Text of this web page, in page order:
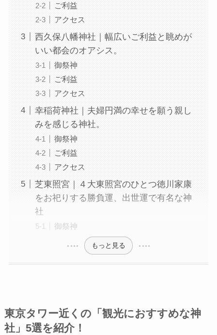
ご利益
アクセス
西久保八幡神社｜幅広いご利益と眺めが
いい都会のオアシス。
御祭神
ご利益
アクセス
幸稲荷神社｜夫婦円満の幸せを願う親し
みを感じる神社。
御祭神
ご利益
アクセス
芝東照宮｜４大東照宮のひとつ徳川家康
をお祀りする勝負運、出世運で有名な神
社
御祭神
もっと見る
東京タワー近くの「観光におすすめな神
社」5選を紹介！